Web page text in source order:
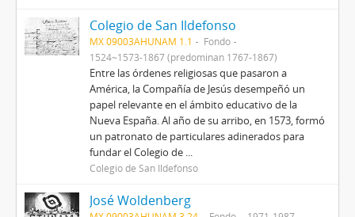
Colegio de San Ildefonso
MX 09003AHUNAM 1.1
Fondo
1524~1573-1867 (predominan 1767-1867)
Entre las órdenes religiosas que pasaron a
América, la Compañía de Jesús desempeñó un
papel relevante en el ámbito educativo de la
Nueva España. Al año de su arribo, en 1573, formó
un patronato de particulares adinerados para
fundar el Colegio de ...
Colegio de San Ildefonso
José Woldenberg